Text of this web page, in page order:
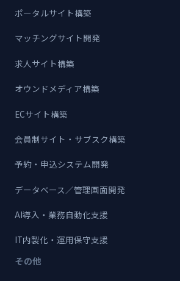
ポータルサイト構築
マッチングサイト開発
求人サイト構築
オウンドメディア構築
ECサイト構築
会員制サイト・サブスク構築
予約・申込システム開発
データベース／管理画面開発
AI導入・業務自動化支援
IT内製化・運用保守支援
その他